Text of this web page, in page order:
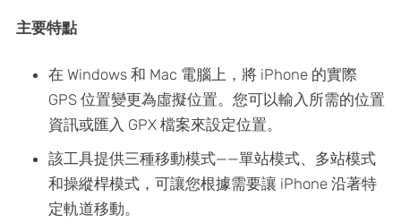
主要特點
在 Windows 和 Mac 電腦上，將 iPhone 的實際
GPS 位置變更為虛擬位置。您可以輸入所需的位置
資訊或匯入 GPX 檔案來設定位置。
該工具提供三種移動模式——單站模式、多站模式
和操縱桿模式，可讓您根據需要讓 iPhone 沿著特
定軌道移動。